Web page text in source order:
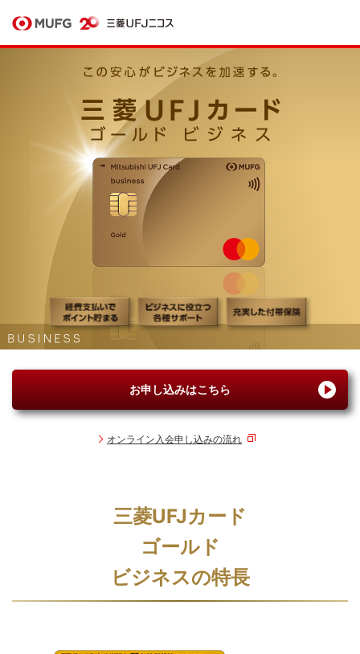
お申し込みはこちら
オンライン入会申し込みの流れ
三菱UFJカード
ゴールド
ビジネスの特長